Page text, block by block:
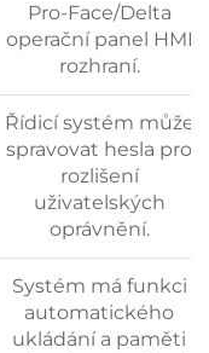
Pro-Face/Delta
operační panel HMI
rozhraní.
Řídicí systém může
spravovat hesla pro
rozlišení
uživatelských
oprávnění.
Systém má funkci
automatického
ukládání a paměti